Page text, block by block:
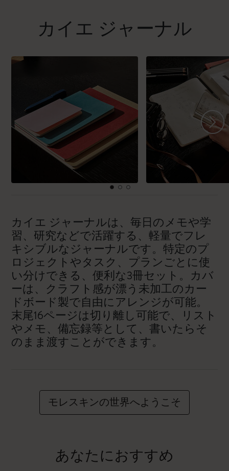
カイエ ジャーナル
カイエ ジャーナルは、毎日のメモや学
習、研究などで活躍する、軽量でフレ
キシブルなジャーナルです。特定のプ
ロジェクトやタスク、プランごとに使
い分けできる、便利な3冊セット。カバ
ーは、クラフト感が漂う未加工のカー
ドボード製で自由にアレンジが可能。
末尾16ページは切り離し可能で、リスト
やメモ、備忘録等として、書いたらそ
のまま渡すことができます。
モレスキンの世界へようこそ
あなたにおすすめ